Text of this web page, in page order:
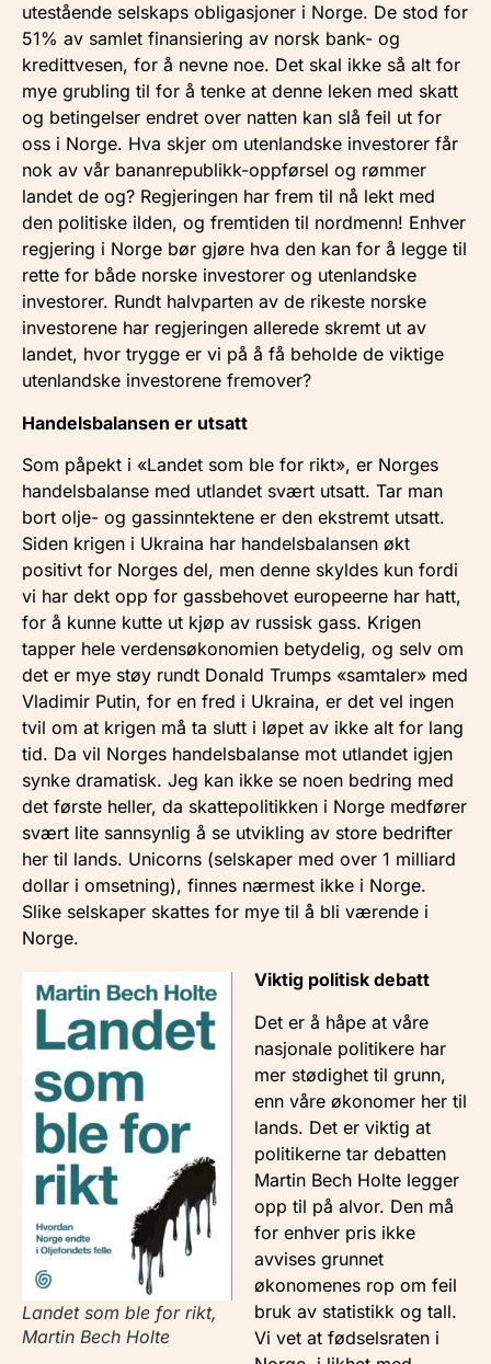
utestående selskaps obligasjoner i Norge. De stod for
51% av samlet finansiering av norsk bank- og
kredittvesen, for å nevne noe. Det skal ikke så alt for
mye grubling til for å tenke at denne leken med skatt
og betingelser endret over natten kan slå feil ut for
oss i Norge. Hva skjer om utenlandske investorer får
nok av vår bananrepublikk-oppførsel og rømmer
landet de og? Regjeringen har frem til nå lekt med
den politiske ilden, og fremtiden til nordmenn! Enhver
regjering i Norge bør gjøre hva den kan for å legge til
rette for både norske investorer og utenlandske
investorer. Rundt halvparten av de rikeste norske
investorene har regjeringen allerede skremt ut av
landet, hvor trygge er vi på å få beholde de viktige
utenlandske investorene fremover?
Handelsbalansen er utsatt
Som påpekt i «Landet som ble for rikt», er Norges
handelsbalanse med utlandet svært utsatt. Tar man
bort olje- og gassinntektene er den ekstremt utsatt.
Siden krigen i Ukraina har handelsbalansen økt
positivt for Norges del, men denne skyldes kun fordi
vi har dekt opp for gassbehovet europeerne har hatt,
for å kunne kutte ut kjøp av russisk gass. Krigen
tapper hele verdensøkonomien betydelig, og selv om
det er mye støy rundt Donald Trumps «samtaler» med
Vladimir Putin, for en fred i Ukraina, er det vel ingen
tvil om at krigen må ta slutt i løpet av ikke alt for lang
tid. Da vil Norges handelsbalanse mot utlandet igjen
synke dramatisk. Jeg kan ikke se noen bedring med
det første heller, da skattepolitikken i Norge medfører
svært lite sannsynlig å se utvikling av store bedrifter
her til lands. Unicorns (selskaper med over 1 milliard
dollar i omsetning), finnes nærmest ikke i Norge.
Slike selskaper skattes for mye til å bli værende i
Norge.
Landet som ble for rikt,
Martin Bech Holte
Viktig politisk debatt
Det er å håpe at våre
nasjonale politikere har
mer stødighet til grunn,
enn våre økonomer her til
lands. Det er viktig at
politikerne tar debatten
Martin Bech Holte legger
opp til på alvor. Den må
for enhver pris ikke
avvises grunnet
økonomenes rop om feil
bruk av statistikk og tall.
Vi vet at fødselsraten i